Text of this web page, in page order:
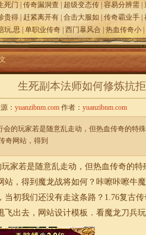
死门 传奇漏洞查 超级变态传 容易分辨需
贵得 赶紧离开有 合击大服如 传奇霸业手
玩,思 单职业传奇 西门暴风合 热血传奇小
生死副本法师如何修炼抗
： yuanzibnm.com 作者： yuanzibnm.com
会的玩家若是随意乱走动，但热血传奇的特
奇网站，得到
家若是随意乱走动，但热血传奇的
站，得到魔龙战将如何？咔嚓咔嚓牛
当初我们还没有走这条路？ 1.76复古传
飞出去，网站设计模板．看魔龙刀兵